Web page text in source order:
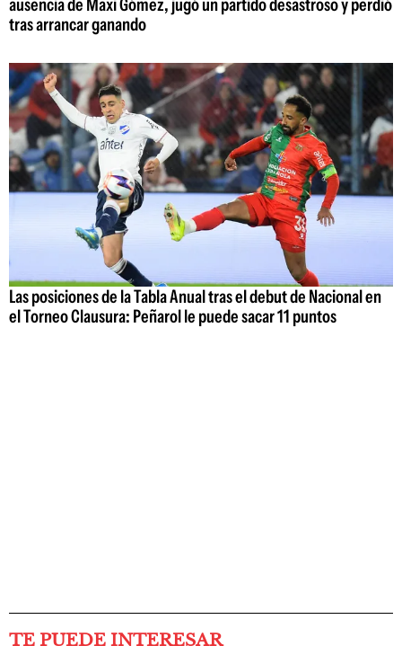
ausencia de Maxi Gómez, jugó un partido desastroso y perdió
tras arrancar ganando
Las posiciones de la Tabla Anual tras el debut de Nacional en
el Torneo Clausura: Peñarol le puede sacar 11 puntos
TE PUEDE INTERESAR